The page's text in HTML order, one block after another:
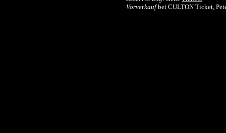
Vorverkaufbei CULTON Ticket,